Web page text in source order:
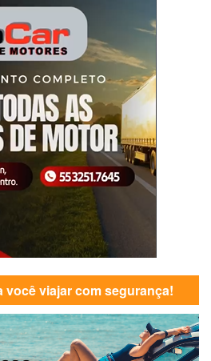
você viajar com segurança!